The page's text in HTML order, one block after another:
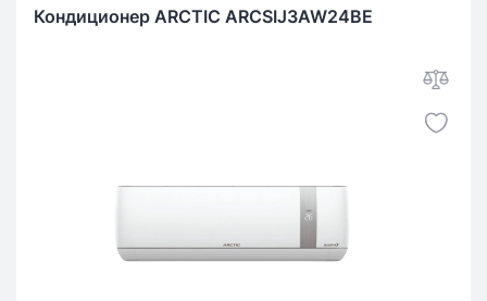
Кондиционер ARCTIC ARCSIJ3AW24BE